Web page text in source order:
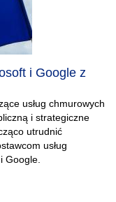
i Google z
usług chmurowych
i strategiczne
utrudnić
usług
Google.